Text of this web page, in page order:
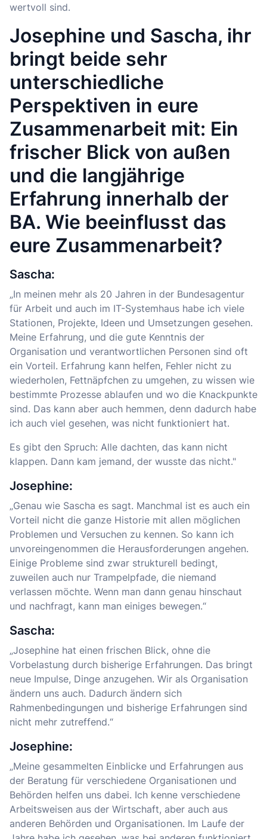
wertvoll sind.
Josephine und Sascha, ihr
bringt beide sehr
unterschiedliche
Perspektiven in eure
Zusammenarbeit mit: Ein
frischer Blick von außen
und die langjährige
Erfahrung innerhalb der
BA. Wie beeinflusst das
eure Zusammenarbeit?
Sascha:
„In meinen mehr als 20 Jahren in der Bundesagentur
für Arbeit und auch im IT-Systemhaus habe ich viele
Stationen, Projekte, Ideen und Umsetzungen gesehen.
Meine Erfahrung, und die gute Kenntnis der
Organisation und verantwortlichen Personen sind oft
ein Vorteil. Erfahrung kann helfen, Fehler nicht zu
wiederholen, Fettnäpfchen zu umgehen, zu wissen wie
bestimmte Prozesse ablaufen und wo die Knackpunkte
sind. Das kann aber auch hemmen, denn dadurch habe
ich auch viel gesehen, was nicht funktioniert hat.
Es gibt den Spruch: Alle dachten, das kann nicht
klappen. Dann kam jemand, der wusste das nicht."
Josephine:
„Genau wie Sascha es sagt. Manchmal ist es auch ein
Vorteil nicht die ganze Historie mit allen möglichen
Problemen und Versuchen zu kennen. So kann ich
unvoreingenommen die Herausforderungen angehen.
Einige Probleme sind zwar strukturell bedingt,
zuweilen auch nur Trampelpfade, die niemand
verlassen möchte. Wenn man dann genau hinschaut
und nachfragt, kann man einiges bewegen.“
Sascha:
„Josephine hat einen frischen Blick, ohne die
Vorbelastung durch bisherige Erfahrungen. Das bringt
neue Impulse, Dinge anzugehen. Wir als Organisation
ändern uns auch. Dadurch ändern sich
Rahmenbedingungen und bisherige Erfahrungen sind
nicht mehr zutreffend.“
Josephine:
„Meine gesammelten Einblicke und Erfahrungen aus
der Beratung für verschiedene Organisationen und
Behörden helfen uns dabei. Ich kenne verschiedene
Arbeitsweisen aus der Wirtschaft, aber auch aus
anderen Behörden und Organisationen. Im Laufe der